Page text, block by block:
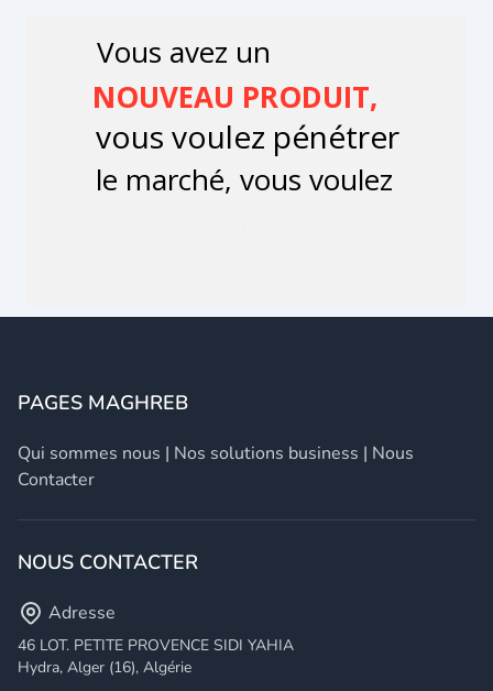
PAGES MAGHREB
Qui sommes nous | Nos solutions business | Nous
Contacter
NOUS CONTACTER
Adresse
46 LOT. PETITE PROVENCE SIDI YAHIA
Hydra, Alger (16), Algérie